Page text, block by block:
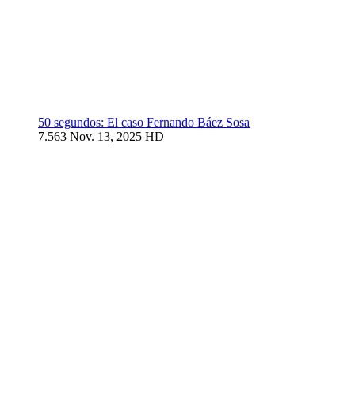
50 segundos: El caso Fernando Báez Sosa
7.563 Nov. 13, 2025 HD